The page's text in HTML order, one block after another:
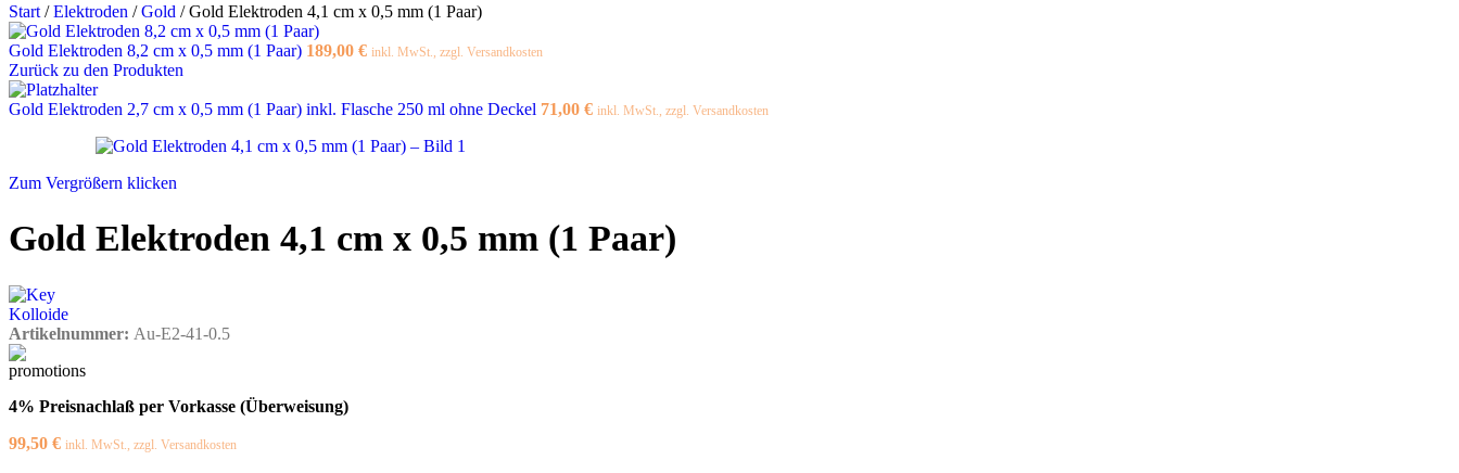
Start / Elektroden / Gold / Gold Elektroden 4,1 cm x 0,5 mm (1 Paar)
Gold Elektroden 8,2 cm x 0,5 mm (1 Paar) 189,00 € inkl. MwSt., zzgl. Versandkosten
Zurück zu den Produkten
Gold Elektroden 2,7 cm x 0,5 mm (1 Paar) inkl. Flasche 250 ml ohne Deckel 71,00 € inkl. MwSt., zzgl. Versandkosten
Zum Vergrößern klicken
Gold Elektroden 4,1 cm x 0,5 mm (1 Paar)
Artikelnummer: Au-E2-41-0.5
4% Preisnachlaß per Vorkasse (Überweisung)
99,50 € inkl. MwSt., zzgl. Versandkosten